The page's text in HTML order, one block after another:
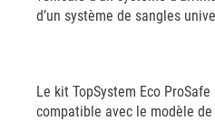
d’un système de sangles
Le kit TopSystem Eco
compatible avec le modèle